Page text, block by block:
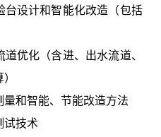
台设计和智能化改造（包括
优化（含进、出水流道、
量和智能、节能改造方法
试技术